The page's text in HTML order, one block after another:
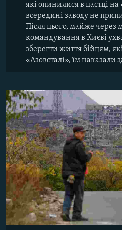
які опинилися в пастці на
всередині заводу не
Після цього, майже через
командування в Києві
зберегти життя бійцям,
«Азовсталі», їм наказали